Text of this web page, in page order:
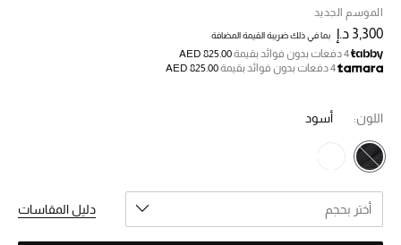
تسوقوا الآن
ما وصلنا حديثاً
ما وصلنا حديثاً
الموسم الجديد
النساء
الموسم الجديد
3,300 د.إ بما في ذلك ضريبة القيمة المضافة
4 دفعات بدون فوائد بقيمة
AED 825.00
4 دفعات بدون فوائد بقيمة
AED 825.00
اللون: أسود
أختر بحجم دليل المقاسات